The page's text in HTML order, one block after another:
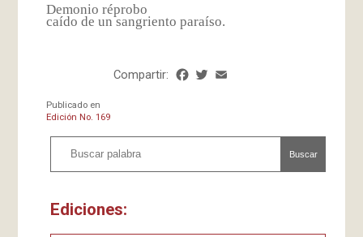
Demonio réprobo
caído de un sangriento paraíso.
Compartir: Facebook
Twitter
Publicado en
Edición No. 169
Buscar
Ediciones: